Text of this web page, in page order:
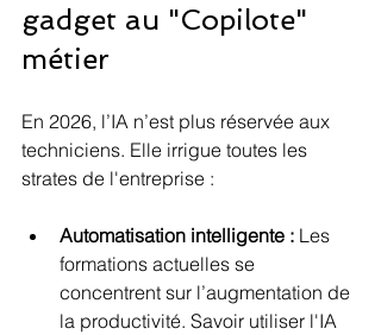
gadget au "Copilote"
métier
En 2026, l’IA n’est plus réservée aux
techniciens. Elle irrigue toutes les
strates de l'entreprise :
Automatisation intelligente : Les
formations actuelles se
concentrent sur l’augmentation de
la productivité. Savoir utiliser l'IA